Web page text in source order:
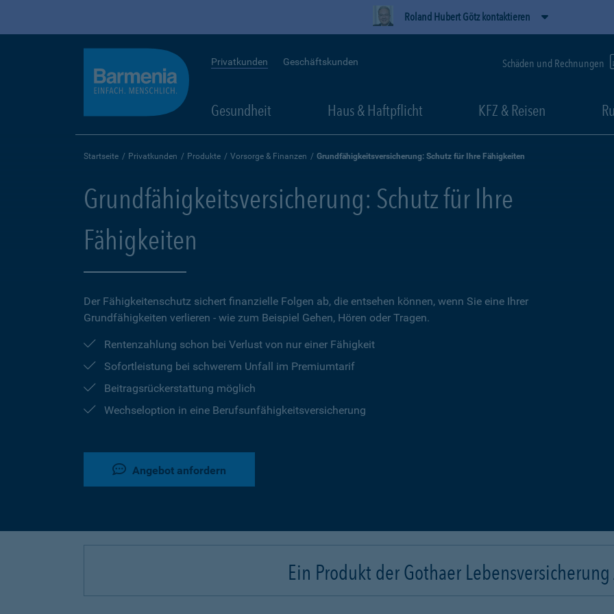
Roland Hubert Götz kontaktieren
Privatkunden Geschäftskunden Schäden und Rechnungen
Gesundheit Haus & Haftpflicht KFZ & Reisen
Startseite Privatkunden Produkte Vorsorge & Finanzen Grundfähigkeitsversicherung: Schutz für Ihre Fähigkeiten
Grundfähigkeitsversicherung: Schutz für Ihre
Fähigkeiten
Der Fähigkeitenschutz sichert finanzielle Folgen ab, die entsehen können, wenn Sie eine Ihrer
Grundfähigkeiten verlieren - wie zum Beispiel Gehen, Hören oder Tragen.
Rentenzahlung schon bei Verlust von nur einer Fähigkeit
Sofortleistung bei schwerem Unfall im Premiumtarif
Beitragsrückerstattung möglich
Wechseloption in eine Berufsunfähigkeitsversicherung
Angebot anfordern
Ein Produkt der Gothaer Lebensversicherung